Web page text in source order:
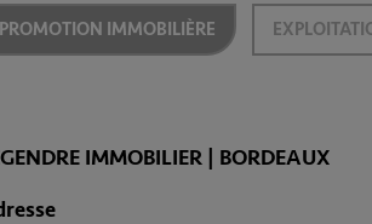
PROMOTION IMMOBILIÈRE
IMMOBILIER | BORDEAUX